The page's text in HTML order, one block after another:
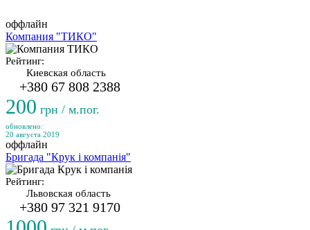
оффлайн
Компания "ТИКО"
Рейтинг:
Киевская область
+380 67 808 2388
200 грн / м.пог.
обновлено:
20 августа 2019
оффлайн
Бригада "Крук і компанія"
Рейтинг:
Львовская область
+380 97 321 9170